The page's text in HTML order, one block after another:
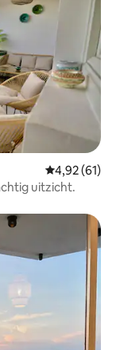
Gemiddelde
4,92 (61)
uitzicht.